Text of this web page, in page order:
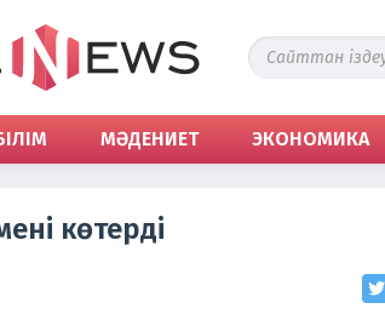
МӘДЕНИЕТ ЭКОНОМИКА
көтерді